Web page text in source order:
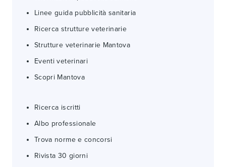
Linee guida pubblicità sanitaria
Ricerca strutture veterinarie
Strutture veterinarie Mantova
Eventi veterinari
Scopri Mantova
Ricerca iscritti
Albo professionale
Trova norme e concorsi
Rivista 30 giorni